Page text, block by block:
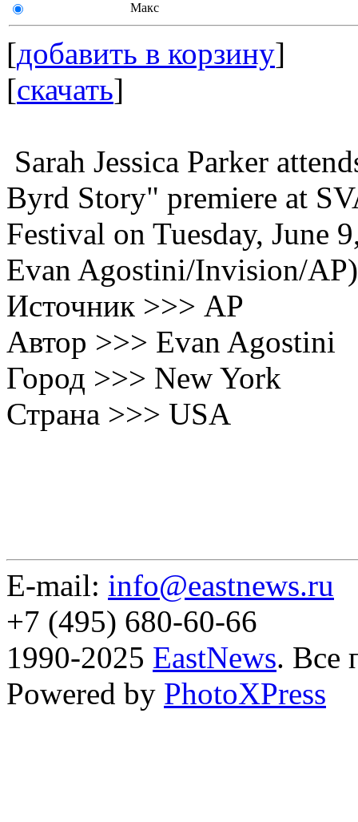
Макс
[добавить в корзину]
[скачать]
Sarah Jessica Parker
Byrd Story" premiere at
Festival on Tuesday, June
Evan Agostini/Invision/AP)
Источник >>> AP
Автор >>> Evan Agostini
Город >>> New York
Страна >>> USA
E-mail: info@eastnews.ru
+7 (495) 680-60-66
1990-2025 EastNews. Все
Powered by PhotoXPress